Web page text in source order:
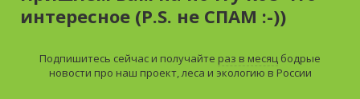
интересное (P.S. не СПАМ :-))
Подпишитесь сейчас и получайте раз в месяц бодрые
новости про наш проект, леса и экологию в России